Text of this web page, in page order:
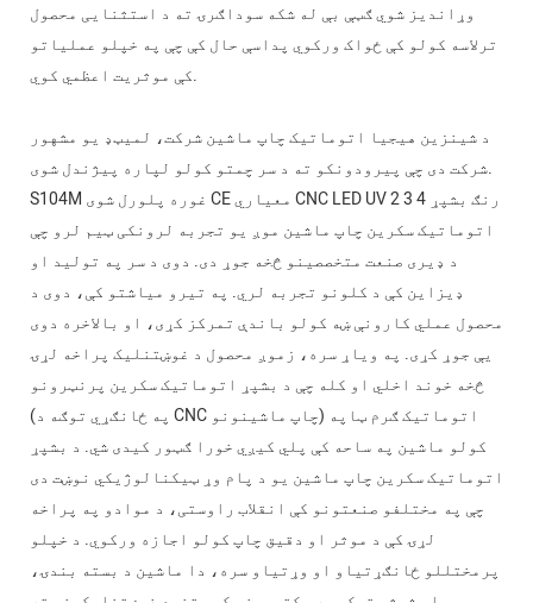
وړاندیز شوي ګټې بې له شکه سوداګرۍ ته د استثنایی محصول
ترلاسه کولو کې ځواک ورکوي پداسې حال کې چې په خپلو عملیاتو
کې موثریت اعظمي کوي.
د شینزین هیجیا اتوماتیک چاپ ماشین شرکت، لمیټډ یو مشهور
شرکت دی چې پیرودونکو ته د سر چمتو کولو لپاره پیژندل شوی.
S104M غوره پلورل شوی CE معیاري CNC LED UV 2 3 4 رنګ بشپړ
اتوماتیک سکرین چاپ ماشین موږ یو تجربه لرونکی ټیم لرو چې
د ډیری صنعت متخصصینو څخه جوړ دی. دوی د سر په تولید او
ډیزاین کې د کلونو تجربه لري. په تیرو میاشتو کې، دوی د
محصول عملي کارونې ښه کولو باندې تمرکز کړی، او بالاخره دوی
یې جوړ کړی. په ویاړ سره، زموږ محصول د غوښتنلیک پراخه لړۍ
څخه خوند اخلي او کله چې د بشپړ اتوماتیک سکرین پرنټرونو
(په ځانګړي توګه د CNC چاپ ماشینونو) اتوماتیک ګرم ټاپه
کولو ماشین په ساحه کې پلي کیږي خورا ګټور کیدی شي. د بشپړ
اتوماتیک سکرین چاپ ماشین یو د پام وړ ټیکنالوژیکي نوښت دی
چې په مختلفو صنعتونو کې انقلاب راوستی، د موادو په پراخه
لړۍ کې د موثر او دقیق چاپ کولو اجازه ورکوي. د خپلو
پرمختللو ځانګړتیاو او وړتیاو سره، دا ماشین د بسته بندۍ،